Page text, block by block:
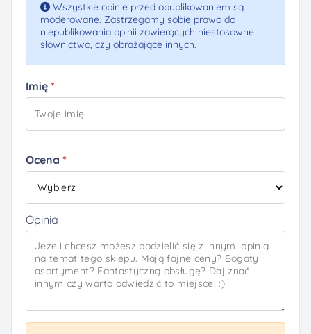
Wszystkie opinie przed opublikowaniem są
moderowane. Zastrzegamy sobie prawo do
niepublikowania opinii zawierących niestosowne
słownictwo, czy obrażające innych.
Imię
Ocena
Opinia